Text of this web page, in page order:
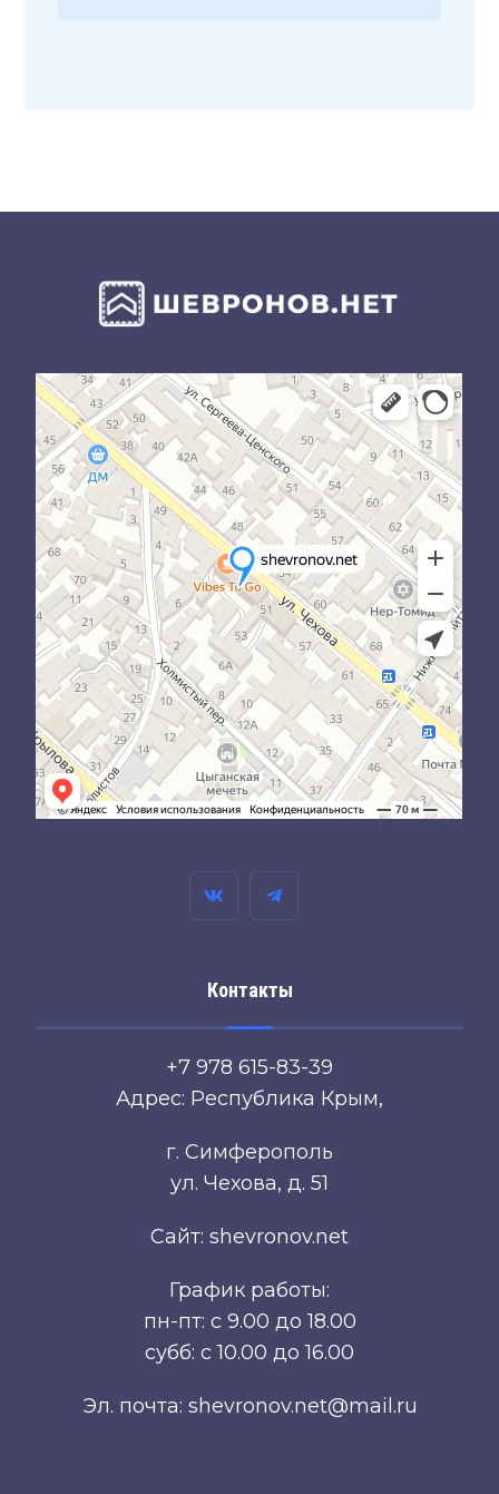
Контакты
+7 978 615-83-39
Адрес: Республика Крым,
г. Симферополь
ул. Чехова, д. 51
Сайт: shevronov.net
График работы:
пн-пт: с 9.00 до 18.00
субб: с 10.00 до 16.00
Эл. почта: shevronov.net@mail.ru